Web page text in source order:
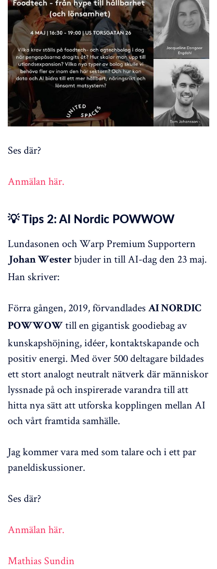
Ses där?
Anmälan här.
💡 Tips 2: AI Nordic POWWOW
Lundasonen och Warp Premium Supportern
Johan Wester bjuder in till AI-dag den 23 maj.
Han skriver:
Förra gången, 2019, förvandlades AI NORDIC
POWWOW till en gigantisk goodiebag av
kunskapshöjning, idéer, kontaktskapande och
positiv energi. Med över 500 deltagare bildades
ett stort analogt neutralt nätverk där människor
lyssnade på och inspirerade varandra till att
hitta nya sätt att utforska kopplingen mellan AI
och vårt framtida samhälle.
Jag kommer vara med som talare och i ett par
paneldiskussioner.
Ses där?
Anmälan här.
Mathias Sundin